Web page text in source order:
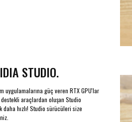
STUDIO.
uygulamalarına güç veren RTX GPU'lar
araçlardan oluşan Studio
daha hızlı! Studio sürücüleri size